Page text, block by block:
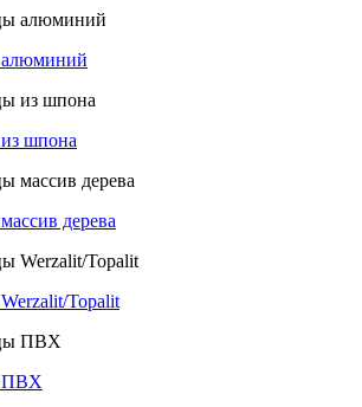
шпона
дерева
Topalit
ПВХ